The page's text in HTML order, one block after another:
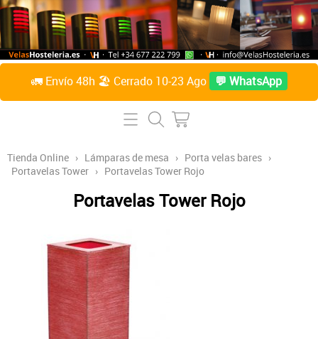
🚛 Envío 48h 🏖️ Cerrado 10-23 Ago 💬 WhatsApp
Inicio
Tienda Online
Velas de citronela líquida
Otras velas tradicionales
Preguntas Frecuentes
Sobre Nosotros
Acceder / Crear cuenta
Tienda Online › Lámparas de mesa › Porta velas bares ›
Portavelas Tower › Portavelas Tower Rojo
Portavelas Tower Rojo